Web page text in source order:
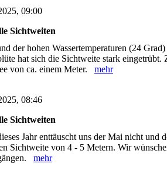
09:00
Sichtweiten
der hohen Wassertemperaturen (24
hat sich die Sichtweite stark
von ca. einem Meter. mehr
08:46
Sichtweiten
Jahr enttäuscht uns der Mai nicht und
Sichtweite von 4 - 5 Metern. Wir
mehr